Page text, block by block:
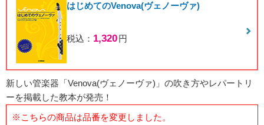
はじめてのVenova(ヴェノーヴァ)
税込： 1,320円
新しい管楽器「Venova(ヴェノーヴァ)」の吹き方やレパートリ
ーを掲載した教本が発売！
※こちらの商品は品番を変更しました。